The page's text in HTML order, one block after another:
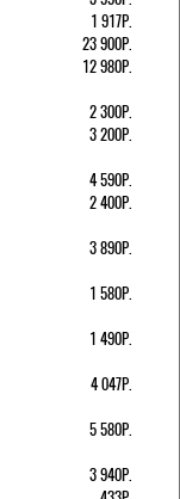
1 917Р.
23 900Р.
12 980Р.
2 300Р.
3 200Р.
4 590Р.
2 400Р.
3 890Р.
1 580Р.
1 490Р.
4 047Р.
5 580Р.
3 940Р.